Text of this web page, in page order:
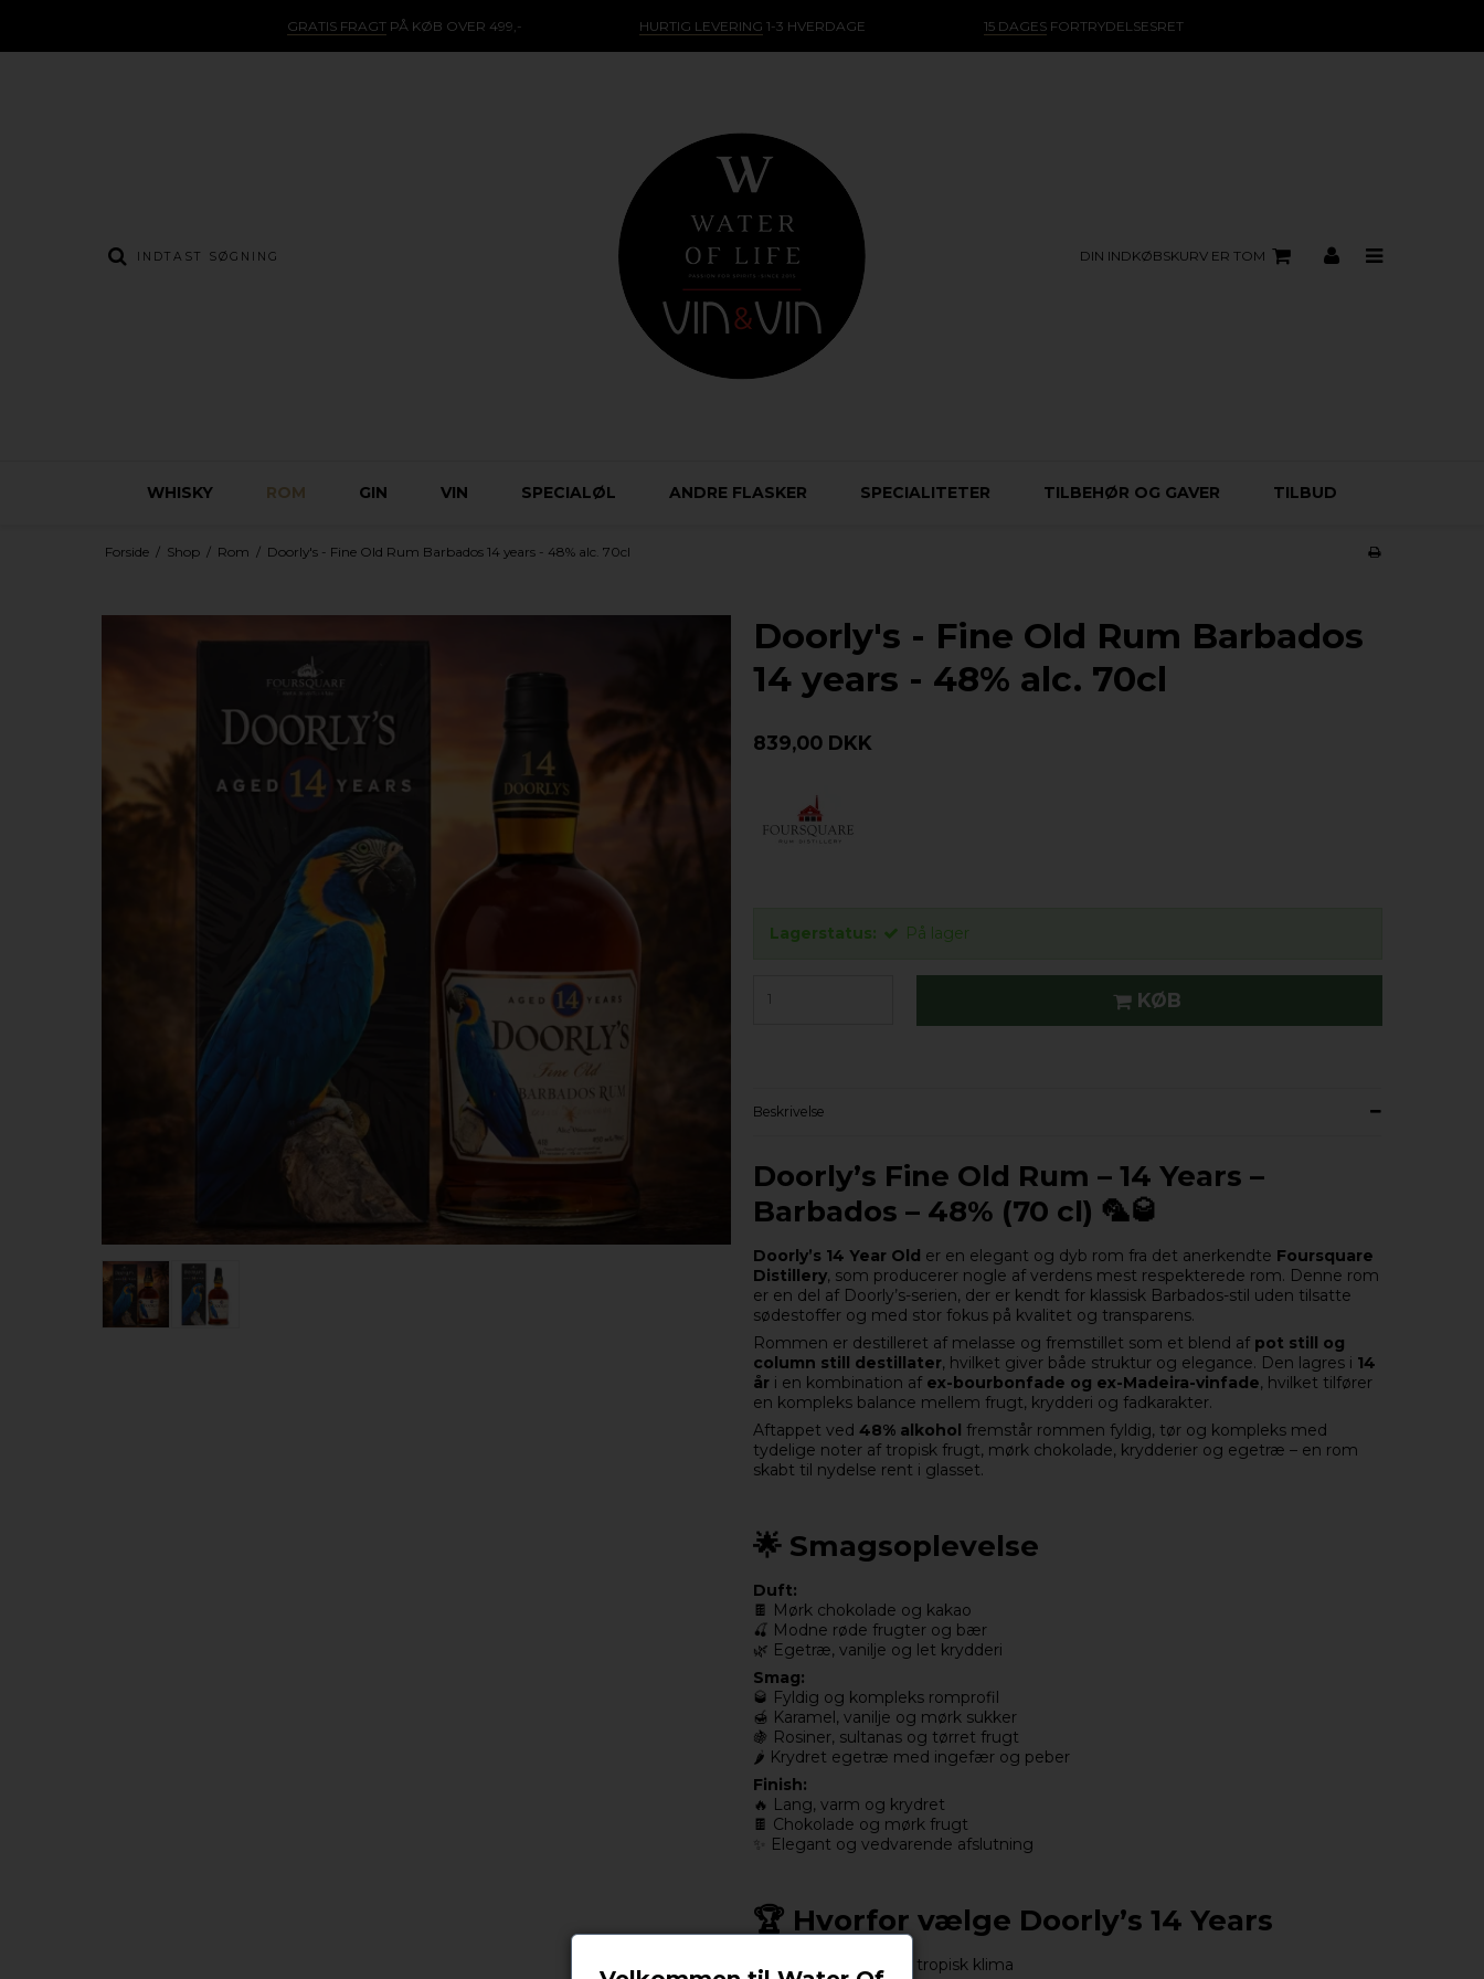
GRATIS FRAGTPÅ KØB OVER 499,- HURTIG LEVERING 1-3 HVERDAGE 15 DAGESFORTRYDELSESRET
DIN INDKØBSKURV ER TOM
WHISKY ROM GIN VIN SPECIALØL ANDRE FLASKER SPECIALITETER TILBEHØR OG GAVER TILBUD
Forside / Shop / Rom / Doorly's - Fine Old Rum Barbados 14 years - 48% alc. 70cl
Doorly's - Fine Old Rum Barbados
14 years - 48% alc. 70cl
839,00 DKK
Lagerstatus: På lager
KØB
Beskrivelse
Doorly’s Fine Old Rum – 14 Years –
Barbados – 48% (70 cl) 🦜🥃
Doorly’s 14 Year Old er en elegant og dyb rom fra det anerkendte Foursquare
Distillery, som producerer nogle af verdens mest respekterede rom. Denne rom
er en del af Doorly’s-serien, der er kendt for klassisk Barbados-stil uden tilsatte
sødestoffer og med stor fokus på kvalitet og transparens.
Rommen er destilleret af melasse og fremstillet som et blend af pot still og
column still destillater, hvilket giver både struktur og elegance. Den lagres i 14
år i en kombination af ex-bourbonfade og ex-Madeira-vinfade, hvilket tilfører
en kompleks balance mellem frugt, krydderi og fadkarakter.
Aftappet ved 48% alkohol fremstår rommen fyldig, tør og kompleks med
tydelige noter af tropisk frugt, mørk chokolade, krydderier og egetræ – en rom
skabt til nydelse rent i glasset.
🌟 Smagsoplevelse
Duft:
🍫 Mørk chokolade og kakao
🍒 Modne røde frugter og bær
🌿 Egetræ, vanilje og let krydderi
Smag:
🥃 Fyldig og kompleks romprofil
🍯 Karamel, vanilje og mørk sukker
🍇 Rosiner, sultanas og tørret frugt
🌶️ Krydret egetræ med ingefær og peber
Finish:
🔥 Lang, varm og krydret
🍫 Chokolade og mørk frugt
✨ Elegant og vedvarende afslutning
🏆 Hvorfor vælge Doorly’s 14 Years
i tropisk klima